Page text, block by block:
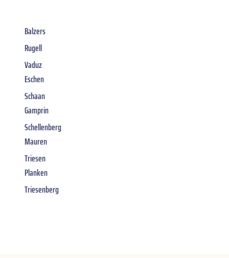
Balzers
Rugell
Vaduz
Eschen
Schaan
Gamprin
Schellenberg
Mauren
Triesen
Planken
Triesenberg